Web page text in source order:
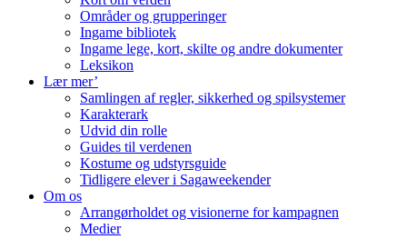
Områder og grupperinger
Ingame bibliotek
Ingame lege, kort, skilte og andre dokumenter
Leksikon
Lær mer’
Samlingen af regler, sikkerhed og spilsystemer
Karakterark
Udvid din rolle
Guides til verdenen
Kostume og udstyrsguide
Tidligere elever i Sagaweekender
Om os
Arrangørholdet og visionerne for kampagnen
Medier